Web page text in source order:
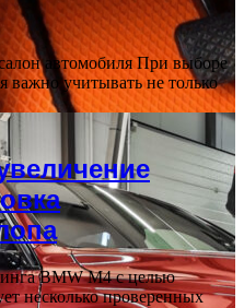
автомобиля При выборе
важно учитывать не только
BMW M4 с целью
несколько проверенных